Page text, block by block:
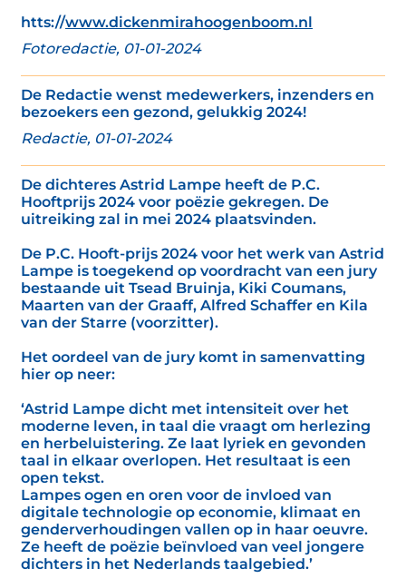
htts://www.dickenmirahoogenboom.nl
Fotoredactie, 01-01-2024
De Redactie wenst medewerkers, inzenders en
bezoekers een gezond, gelukkig 2024!
Redactie, 01-01-2024
De dichteres Astrid Lampe heeft de P.C.
Hooftprijs 2024 voor poëzie gekregen. De
uitreiking zal in mei 2024 plaatsvinden.
De P.C. Hooft-prijs 2024 voor het werk van Astrid
Lampe is toegekend op voordracht van een jury
bestaande uit Tsead Bruinja, Kiki Coumans,
Maarten van der Graaff, Alfred Schaffer en Kila
van der Starre (voorzitter).
Het oordeel van de jury komt in samenvatting
hier op neer:
‘Astrid Lampe dicht met intensiteit over het
moderne leven, in taal die vraagt om herlezing
en herbeluistering. Ze laat lyriek en gevonden
taal in elkaar overlopen. Het resultaat is een
open tekst.
Lampes ogen en oren voor de invloed van
digitale technologie op economie, klimaat en
genderverhoudingen vallen op in haar oeuvre.
Ze heeft de poëzie beïnvloed van veel jongere
dichters in het Nederlands taalgebied.’